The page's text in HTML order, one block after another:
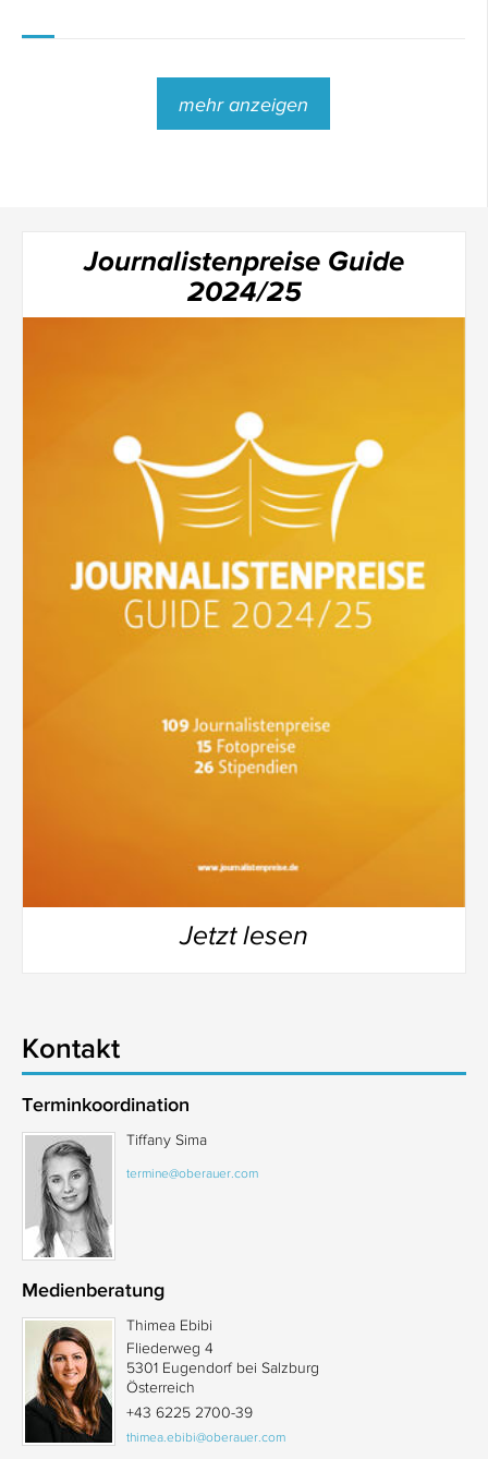
mehr anzeigen
Journalistenpreise Guide
2024/25
Jetzt lesen
Kontakt
Terminkoordination
Tiffany Sima
termine@oberauer.com
Medienberatung
Thimea Ebibi
Fliederweg 4
5301 Eugendorf bei Salzburg
Österreich
+43 6225 2700-39
thimea.ebibi@oberauer.com